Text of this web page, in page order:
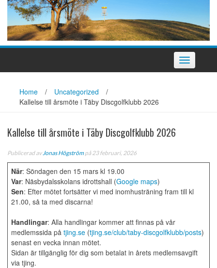
Slå
på/av
navigering
Home / Uncategorized
/
Kallelse till årsmöte i Täby Discgolfklubb 2026
Kallelse till årsmöte i Täby Discgolfklubb 2026
Publicerad av Jonas Högströmpå 23 februari, 2026
När: Söndagen den 15 mars kl 19.00
Var: Näsbydalsskolans idrottshall (Google maps)
Sen: Efter mötet fortsätter vi med inomhusträning fram till kl
21.00, så ta med discarna!
Handlingar: Alla handlingar kommer att finnas på vår
medlemssida på tjing.se (tjing.se/club/taby-discgolfklubb/posts)
senast en vecka innan mötet.
Sidan är tillgänglig för dig som betalat in årets medlemsavgift
via tjing.